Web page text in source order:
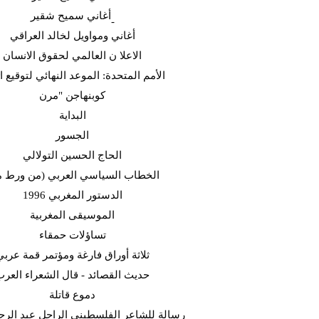
أغاني ومواويل لخالد العراقي
الاعلا ن العالمي لحقوق الانسان
الأمم المتحدة: الموعد النهائي لتوقيع
كوبنهاجن "مرن
البداية
الجسور
الحاج الحسين التولالي
(الخطاب السياسي العربي (من ورط
الدستور المغربي 1996
الموسيقى المغربية
تساؤلات حمقاء
ثلاثة أوراق فارغة ومؤتمر قمة
حديث القصائد - قال الشعراء
دموع قاتلة
رسالة للشاعر الفلسطيني الراحل عبد